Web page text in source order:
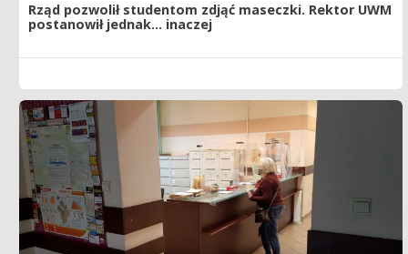
Rząd pozwolił studentom zdjąć maseczki. Rektor UWM
postanowił jednak... inaczej